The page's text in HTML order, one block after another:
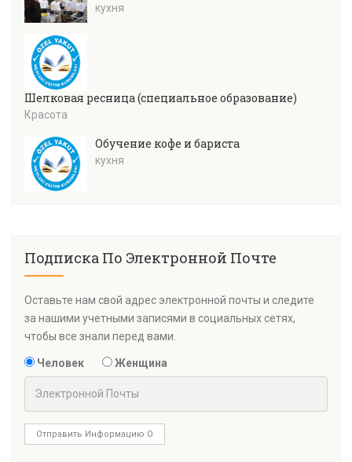
кухня
Шелковая ресница (специальное образование)
Красота
Обучение кофе и бариста
кухня
Подписка По Электронной Почте
Оставьте нам свой адрес электронной почты и следите
за нашими учетными записями в социальных сетях,
чтобы все знали перед вами.
Человек Женщина
Отправить Информацию О